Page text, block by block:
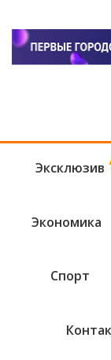
Эксклюзив
Экономика
Спорт